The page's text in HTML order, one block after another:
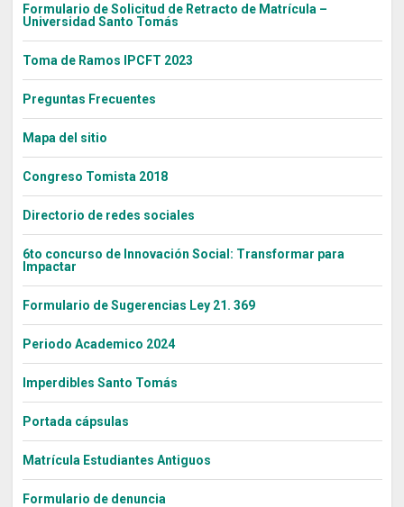
Formulario de Solicitud de Retracto de Matrícula –
Universidad Santo Tomás
Toma de Ramos IPCFT 2023
Preguntas Frecuentes
Mapa del sitio
Congreso Tomista 2018
Directorio de redes sociales
6to concurso de Innovación Social: Transformar para
Impactar
Formulario de Sugerencias Ley 21. 369
Periodo Academico 2024
Imperdibles Santo Tomás
Portada cápsulas
Matrícula Estudiantes Antiguos
Formulario de denuncia